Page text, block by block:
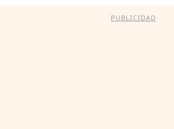
PUBLICIDAD